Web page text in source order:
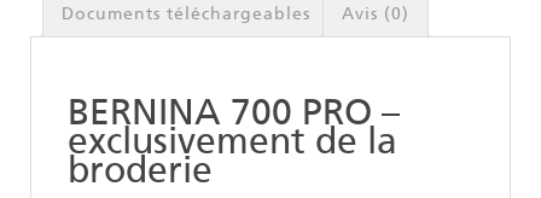
Documents téléchargeables Avis (0)
BERNINA 700 PRO –
exclusivement de la
broderie